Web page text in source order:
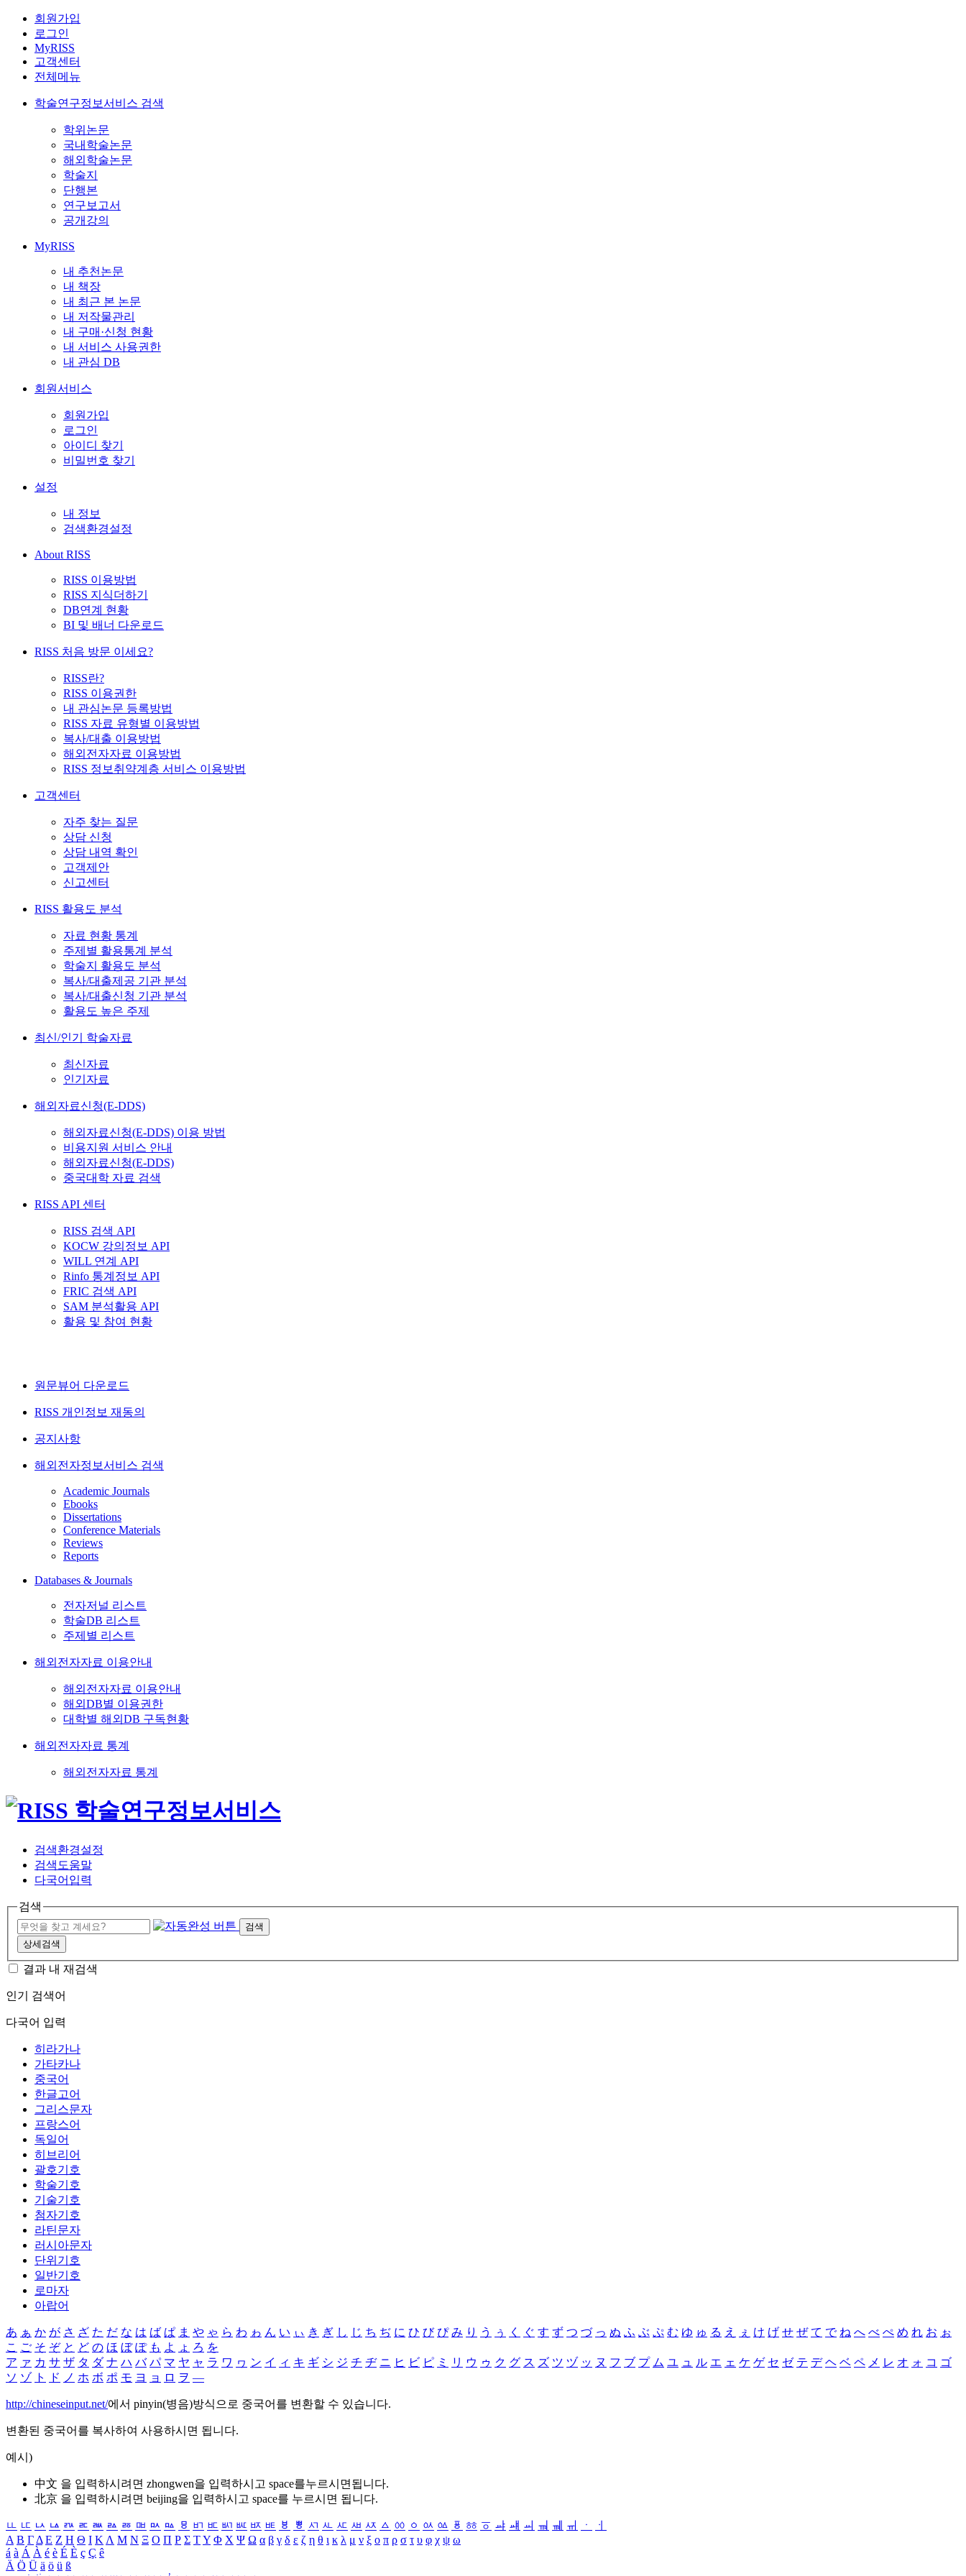
회원가입
로그인
MyRISS
고객센터
전체메뉴
학술연구정보서비스 검색
학위논문
국내학술논문
해외학술논문
학술지
단행본
연구보고서
공개강의
MyRISS
내 추천논문
내 책장
내 최근 본 논문
내 저작물관리
내 구매·신청 현황
내 서비스 사용권한
내 관심 DB
회원서비스
회원가입
로그인
아이디 찾기
비밀번호 찾기
설정
내 정보
검색환경설정
About RISS
RISS 이용방법
RISS 지식더하기
DB연계 현황
BI 및 배너 다운로드
RISS 처음 방문 이세요?
RISS란?
RISS 이용권한
내 관심논문 등록방법
RISS 자료 유형별 이용방법
복사/대출 이용방법
해외전자자료 이용방법
RISS 정보취약계층 서비스 이용방법
고객센터
자주 찾는 질문
상담 신청
상담 내역 확인
고객제안
신고센터
RISS 활용도 분석
자료 현황 통계
주제별 활용통계 분석
학술지 활용도 분석
복사/대출제공 기관 분석
복사/대출신청 기관 분석
활용도 높은 주제
최신/인기 학술자료
최신자료
인기자료
해외자료신청(E-DDS)
해외자료신청(E-DDS) 이용 방법
비용지원 서비스 안내
해외자료신청(E-DDS)
중국대학 자료 검색
RISS API 센터
RISS 검색 API
KOCW 강의정보 API
WILL 연계 API
Rinfo 통계정보 API
FRIC 검색 API
SAM 분석활용 API
활용 및 참여 현황
원문뷰어 다운로드
RISS 개인정보 재동의
공지사항
해외전자정보서비스 검색
Academic Journals
Ebooks
Dissertations
Conference Materials
Reviews
Reports
Databases & Journals
전자저널 리스트
학술DB 리스트
주제별 리스트
해외전자자료 이용안내
해외전자자료 이용안내
해외DB별 이용권한
대학별 해외DB 구독현황
해외전자자료 통계
해외전자자료 통계
검색환경설정
검색도움말
다국어입력
검색
검색
상세검색
결과 내 재검색
인기 검색어
다국어 입력
히라가나
가타카나
중국어
한글고어
그리스문자
프랑스어
독일어
히브리어
괄호기호
학술기호
기술기호
첨자기호
라틴문자
러시아문자
단위기호
일반기호
로마자
아랍어
あ ぁ か が さ ざ た だ な は ば ぱ ま や ゃ ら わ ゎ ん い ぃ き ぎ し じ ち ぢ に ひ び ぴ み り う ぅ く ぐ す ず つ づ っ ぬ ふ ぶ ぷ む ゆ ゅ る え ぇ け げ せ ぜ て で ね へ べ ぺ め れ お ぉ
こ ご そ ぞ と ど の ほ ぼ ぽ も よ ょ ろ を
ア ァ カ サ ザ タ ダ ナ ハ バ パ マ ヤ ャ ラ ワ ヮ ン イ ィ キ ギ シ ジ チ ヂ ニ ヒ ビ ピ ミ リ ウ ゥ ク グ ス ズ ツ ヅ ッ ヌ フ ブ プ ム ユ ュ ル エ ェ ケ ゲ セ ゼ テ デ ヘ ベ ペ メ レ オ ォ コ ゴ
ソ ゾ ト ド ノ ホ ボ ポ モ ヨ ョ ロ ヲ ―
http://chineseinput.net/에서 pinyin(병음)방식으로 중국어를 변환할 수 있습니다.
변환된 중국어를 복사하여 사용하시면 됩니다.
예시)
中文 을 입력하시려면 zhongwen을 입력하시고 space를누르시면됩니다.
北京 을 입력하시려면 beijing을 입력하시고 space를 누르시면 됩니다.
ㅥ ㅦ ㅧ ㅨ ㅩ ㅪ ㅫ ㅬ ㅭ ㅮ ㅯ ㅰ ㅱ ㅲ ㅳ ㅴ ㅵ ㅶ ㅷ ㅸ ㅹ ㅺ ㅻ ㅼ ㅽ ㅾ ㅿ ㆀ ㆁ ㆂ ㆃ ㆄ ㆅ ㆆ ㆇ ㆈ ㆉ ㆊ ㆋ ㆌ ㆍ
ㆎ
Α Β ΓΔ Ε Ζ Η Θ Ι ΚΛ Μ Ν Ξ Ο Π Ρ Σ ΤΥ Φ Χ Ψ Ω α β γ δ ε ζ η θ ι κ λ μ ν ξ ο π ρ σ τ υ φ χ ψ ω
á à Á À é è É È ç Ç ê
Ä Ö Ü ä ö ü ß